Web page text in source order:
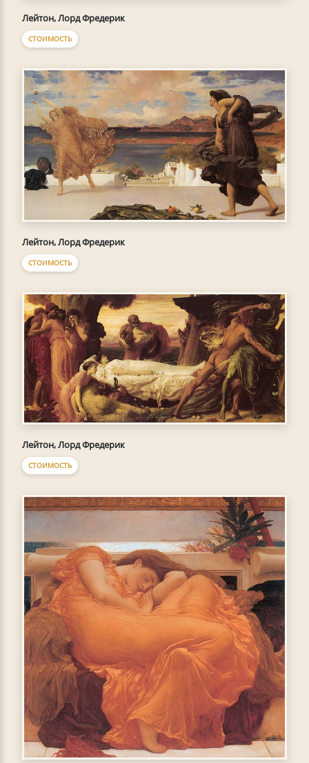
Лейтон, Лорд Фредерик
СТОИМОСТЬ
Лейтон, Лорд Фредерик
СТОИМОСТЬ
Лейтон, Лорд Фредерик
СТОИМОСТЬ